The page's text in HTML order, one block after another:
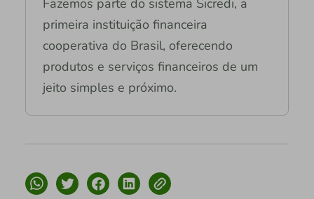
primeira instituição financeira
cooperativa do Brasil, oferecendo
produtos e serviços financeiros de um
jeito simples e próximo.